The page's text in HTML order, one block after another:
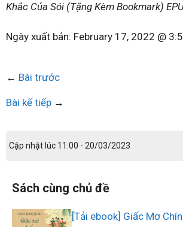
Khắc Của Sói (Tặng Kèm Bookmark)
Ngày xuất bản: February 17, 2022 @
← Bài trước
Bài kế tiếp →
Cập nhật lúc 11:00 - 20/03/2023
Sách cùng chủ đề
[Tải ebook] Giấc Mơ